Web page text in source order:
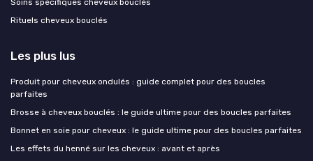
Soins spécifiques cheveux bouclés
Rituels cheveux bouclés
Les plus lus
Produit pour cheveux ondulés : guide complet pour des boucles
parfaites
Brosse à cheveux bouclés : le guide ultime pour des boucles parfaites
Bonnet en soie pour cheveux : le guide ultime pour des boucles parfaites
Les effets du henné sur les cheveux : avant et après